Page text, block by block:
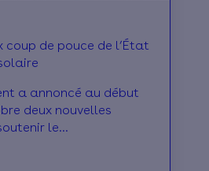
coup de pouce de l’État
a annoncé au début
deux nouvelles
le
France. Découvrez-